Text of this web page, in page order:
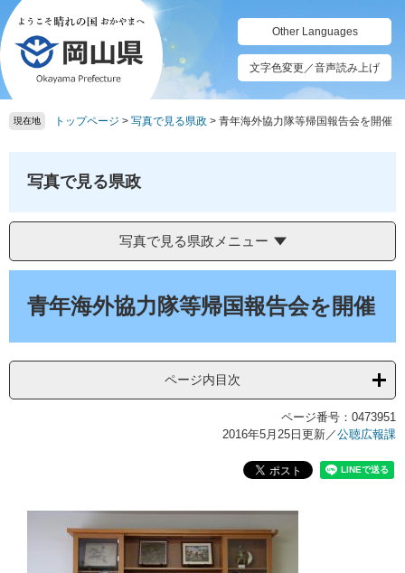
ペ
ー
ジ
の
先
頭
メ
ニ
ュ
ー
を
飛
Other Languages
文字色変更／音声読み上げ
現在地 トップページ > 写真で見る県政 > 青年海外協力隊等帰国報告会を開催
写真で見る県政
写真で見る県政メニュー
青年海外協力隊等帰国報告会を開催
ページ内目次
ページ番号：0473951
2016年5月25日更新／公聴広報課